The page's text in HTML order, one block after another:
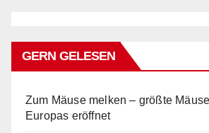
GERN GELESEN
Zum Mäuse melken – größte
Europas eröffnet